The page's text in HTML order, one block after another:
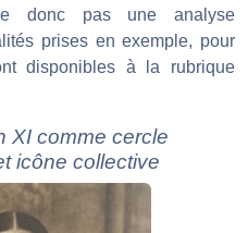
donc pas une analyse
prises en exemple, pour
disponibles à la rubrique
XI comme cercle
icône collective